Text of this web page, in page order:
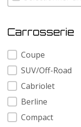
Carrosserie
Carrosserie
Coupe
SUV/Off-Road
Cabriolet
Berline
Compact